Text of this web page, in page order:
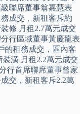
聯席董事翁嘉慧表
成交，新租客斥約
修 月租2.7萬元成交
行區域董事黃慶龍表
的租務成交，區內客
潢 月租2.2萬元成交
行首席聯席董事曾家
交，新租客斥2.2萬